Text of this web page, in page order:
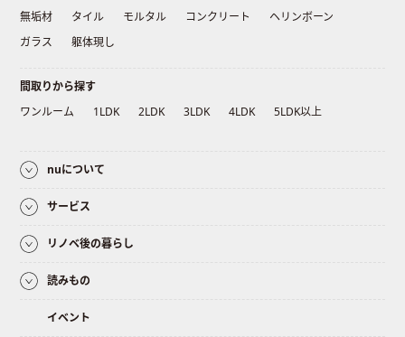
無垢材
タイル モルタル コンクリート
ヘリンボーン
ガラス
躯体現し
間取りから探す
ワンルーム
1LDK 2LDK 3LDK 4LDK 5LDK以上
nuについて
サービス
リノベ後の暮らし
読みもの
イベント